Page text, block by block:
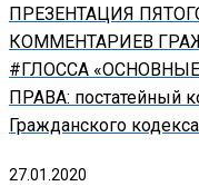
ПРЕЗЕНТАЦИЯ
КОММЕНТАРИЕВ
#ГЛОССА
ПРАВА: постатейный
Гражданского
27.01.2020